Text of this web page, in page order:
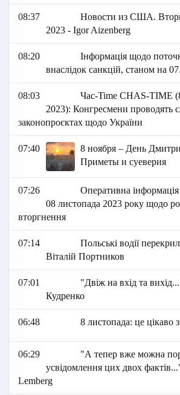
08:37
Новости из США.
2023 - Igor Aizenberg
08:20
Інформація щодо
внаслідок санкцій, станом на
08:03
Час-Time CHAS-TIME
2023): Конгресмени проводять
законопроєктах щодо України
07:40
8 ноября – День
Приметы и суеверия
07:26
Оперативна
08 листопада 2023 року щодо
вторгнення
07:14
Польські водії
Віталій Портников
07:01
"Двіж на вхід та
Кудренко
06:48 8 листопада: це цікаво
06:29
"А тепер вже можна
усвідомлення цих двох
Lemberg